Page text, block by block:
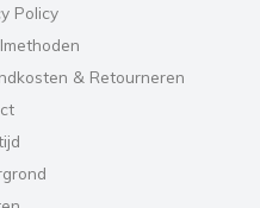
Policy
& Retourneren